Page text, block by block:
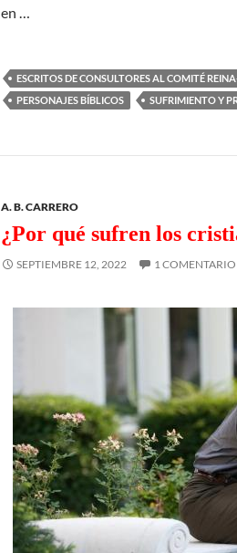
en …
ESCRITOS DE CONSULTORES AL COMITÉ
PERSONAJES BÍBLICOS
SUFRIMIENTO Y
A. B. CARRERO
¿Por qué sufren los
SEPTIEMBRE 12, 2022 1 COMENTARIO